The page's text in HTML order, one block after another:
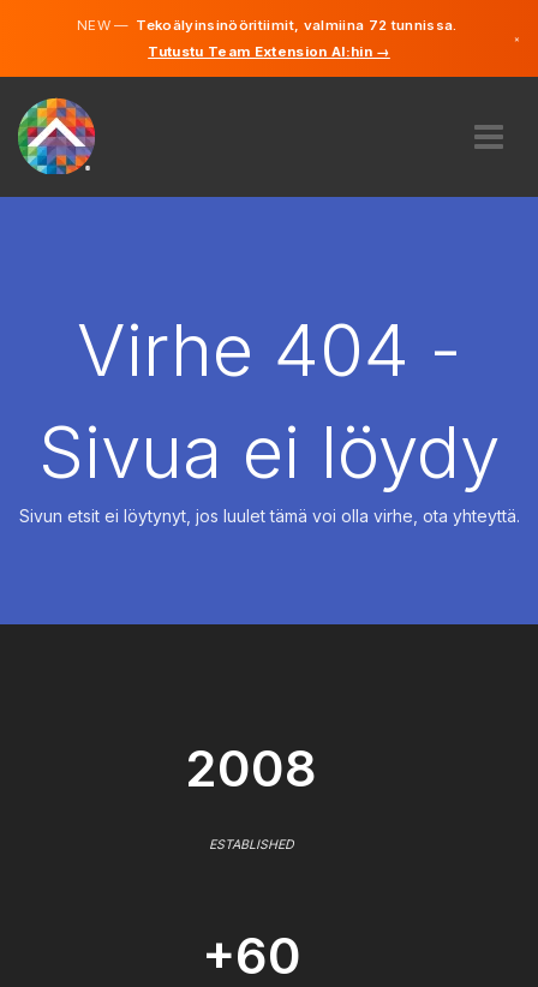
NEW —Tekoälyinsinööritiimit, valmiina 72 tunnissa.
Tutustu Team Extension AI:hin →
×
VUOKRAUS
Saksa
Englanti
Virhe 404 -
Sivua ei löydy
Sivun etsit ei löytynyt, jos luulet tämä voi olla virhe, ota yhteyttä.
2008
ESTABLISHED
+60